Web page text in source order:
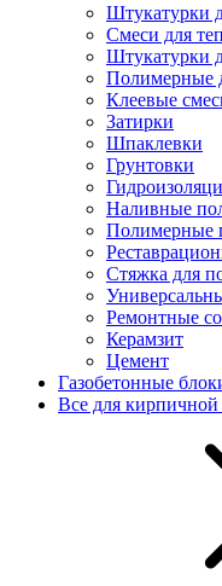
Штукатурки
Смеси для
Штукатурки
Полимерные
Клеевые
Затирки
Шпаклевки
Грунтовки
Наливные
Полимерные
Стяжка для
Ремонтные
Керамзит
Цемент
Газобетонные
Все для кирпичной